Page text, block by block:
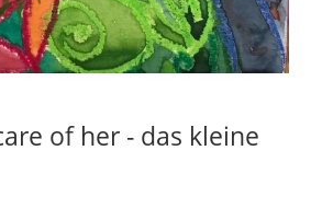
of her - das kleine